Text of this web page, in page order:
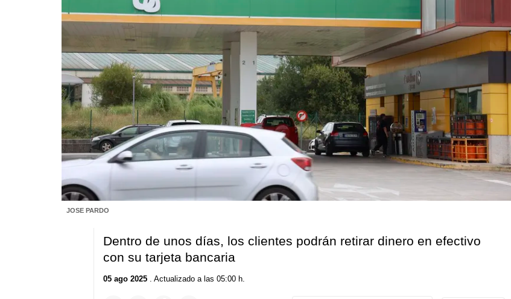
JOSE PARDO
Dentro de unos días, los clientes podrán retirar dinero en efectivo
con su tarjeta bancaria
05 ago 2025. Actualizado a las 05:00 h.